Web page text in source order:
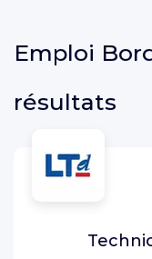
Emploi
résultats